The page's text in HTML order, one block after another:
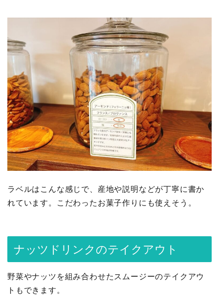
ラベルはこんな感じで、産地や説明などが丁寧に書か
れています。こだわったお菓子作りにも使えそう。
ナッツドリンクのテイクアウト
野菜やナッツを組み合わせたスムージーのテイクアウ
トもできます。